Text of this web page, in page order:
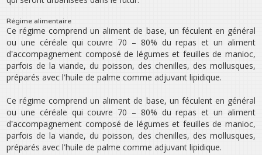
Régime alimentaire
Ce régime comprend un aliment de base, un féculent en général
ou une céréale qui couvre 70 – 80% du repas et un aliment
d‛accompagnement composé de légumes et feuilles de manioc,
parfois de la viande, du poisson, des chenilles, des mollusques,
préparés avec l‛huile de palme comme adjuvant lipidique.
Ce régime comprend un aliment de base, un féculent en général
ou une céréale qui couvre 70 – 80% du repas et un aliment
d‛accompagnement composé de légumes et feuilles de manioc,
parfois de la viande, du poisson, des chenilles, des mollusques,
préparés avec l‛huile de palme comme adjuvant lipidique.